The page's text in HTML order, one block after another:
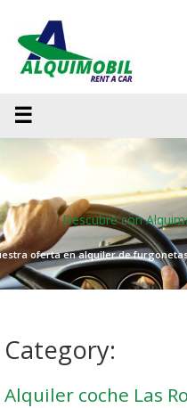
☰
Descubre con
oferta en alquiler de
Category:
Alquiler coche Las